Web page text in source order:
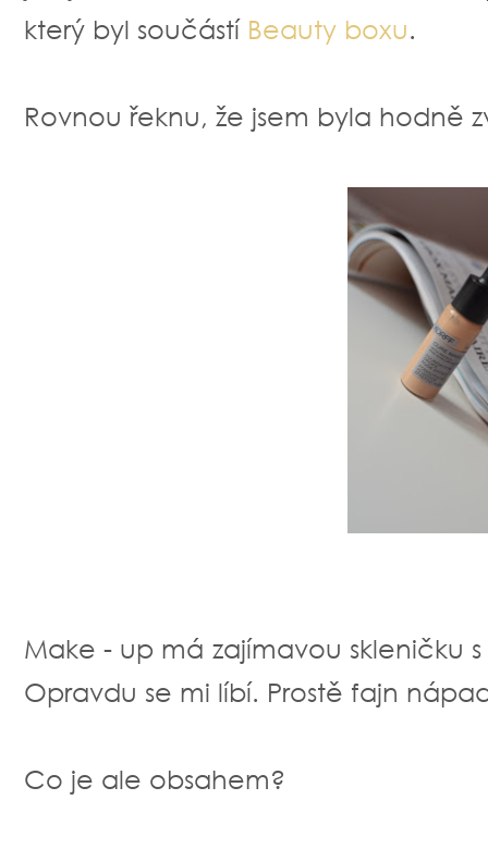
který byl součástí Beauty boxu.
Rovnou řeknu, že jsem byla hodně
Make - up má zajímavou skleničku
Opravdu se mi líbí. Prostě fajn
Co je ale obsahem?